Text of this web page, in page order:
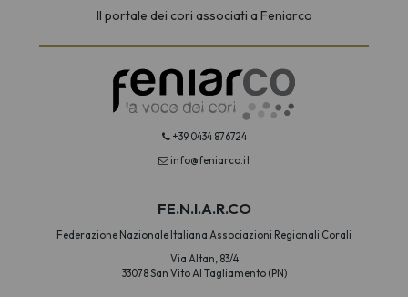
Il portale dei cori associati a Feniarco
+39 0434 876724
info@feniarco.it
FE.N.I.A.R.CO
Federazione Nazionale Italiana Associazioni Regionali Corali
Via Altan, 83/4
33078 San Vito Al Tagliamento (PN)